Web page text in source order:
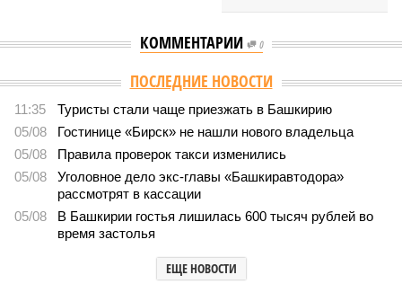
КОММЕНТАРИИ 0
ПОСЛЕДНИЕ НОВОСТИ
11:35
Туристы стали чаще приезжать в Башкирию
05/08
Гостинице «Бирск» не нашли нового владельца
05/08
Правила проверок такси изменились
05/08
Уголовное дело экс-главы «Башкиравтодора»
рассмотрят в кассации
05/08
В Башкирии гостья лишилась 600 тысяч рублей во
время застолья
ЕЩЕ НОВОСТИ